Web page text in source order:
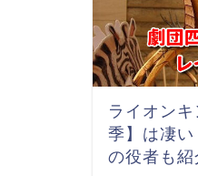
ライオン
季】は凄
の役者も紹